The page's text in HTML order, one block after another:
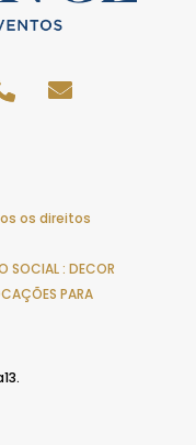
os direitos
SOCIAL : DECOR
PARA